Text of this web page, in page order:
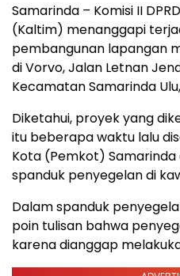
Samarinda – Komisi II
(Kaltim) menanggapi
pembangunan lapangan
di Vorvo, Jalan Letnan
Kecamatan Samarinda
Diketahui, proyek yang
itu beberapa waktu lalu
Kota (Pemkot)
spanduk penyegelan di
Dalam spanduk
poin tulisan bahwa
karena dianggap